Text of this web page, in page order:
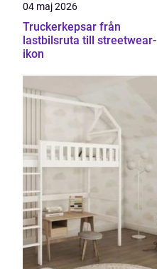
04 maj 2026
Truckerkepsar från
lastbilsruta till streetwear-
ikon